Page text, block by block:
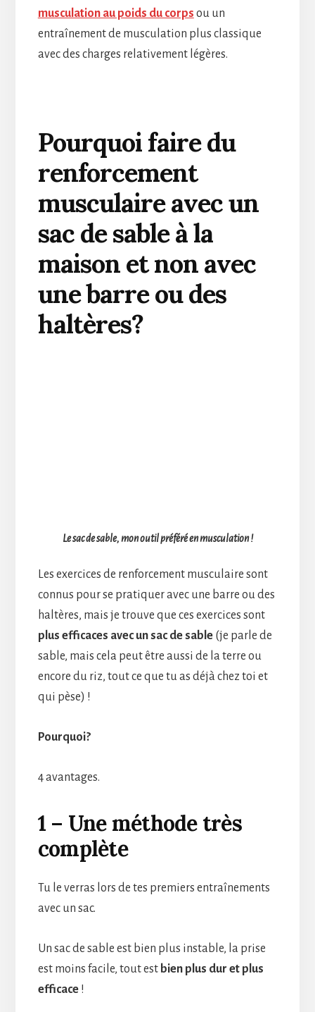
musculation au poids du corps ou un
entraînement de musculation plus classique
avec des charges relativement légères.
Pourquoi faire du
renforcement
musculaire avec un
sac de sable à la
maison et non avec
une barre ou des
haltères?
Le sac de sable, mon outil préféré en musculation !
Les exercices de renforcement musculaire sont
connus pour se pratiquer avec une barre ou des
haltères, mais je trouve que ces exercices sont
plus efficaces avec un sac de sable(je parle de
sable, mais cela peut être aussi de la terre ou
encore du riz, tout ce que tu as déjà chez toi et
qui pèse) !
Pourquoi?
4 avantages.
1 – Une méthode très
complète
Tu le verras lors de tes premiers entraînements
avec un sac.
Un sac de sable est bien plus instable, la prise
est moins facile, tout est bien plus dur et plus
efficace!